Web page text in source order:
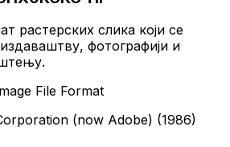
растерских слика који се
фотографији и
File Format
(now Adobe) (1986)